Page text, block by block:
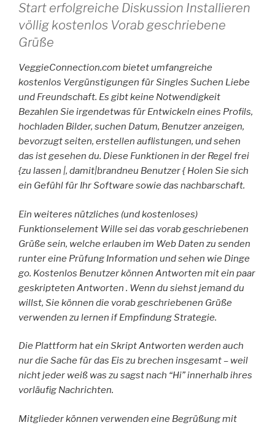
Start erfolgreiche Diskussion Installieren
völlig kostenlos Vorab geschriebene
Grüße
VeggieConnection.com bietet umfangreiche
kostenlos Vergünstigungen für Singles Suchen Liebe
und Freundschaft. Es gibt keine Notwendigkeit
Bezahlen Sie irgendetwas für Entwickeln eines Profils,
hochladen Bilder, suchen Datum, Benutzer anzeigen,
bevorzugt seiten, erstellen auflistungen, und sehen
das ist gesehen du. Diese Funktionen in der Regel frei
{zu lassen |, damit|brandneu Benutzer { Holen Sie sich
ein Gefühl für Ihr Software sowie das nachbarschaft.
Ein weiteres nützliches (und kostenloses)
Funktionselement Wille sei das vorab geschriebenen
Grüße sein, welche erlauben im Web Daten zu senden
runter eine Prüfung Information und sehen wie Dinge
go. Kostenlos Benutzer können Antworten mit ein paar
geskripteten Antworten . Wenn du siehst jemand du
willst, Sie können die vorab geschriebenen Grüße
verwenden zu lernen if Empfindung Strategie.
Die Plattform hat ein Skript Antworten werden auch
nur die Sache für das Eis zu brechen insgesamt – weil
nicht jeder weiß was zu sagst nach “Hi” innerhalb ihres
vorläufig Nachrichten.
Mitglieder können verwenden eine Begrüßung mit